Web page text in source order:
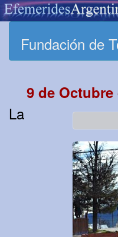
Fundación de
9 de Octubre
La